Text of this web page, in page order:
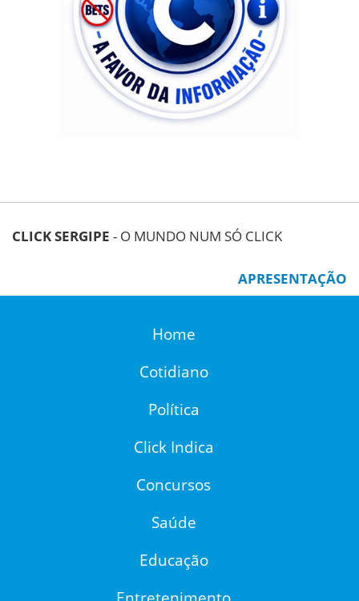
CLICK SERGIPE - O MUNDO NUM SÓ CLICK
APRESENTAÇÃO
Home
Cotidiano
Política
Click Indica
Concursos
Saúde
Educação